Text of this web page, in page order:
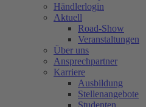
Händlerlogin
Aktuell
Road-Show
Veranstaltungen
Über uns
Ansprechpartner
Karriere
Ausbildung
Stellenangebote